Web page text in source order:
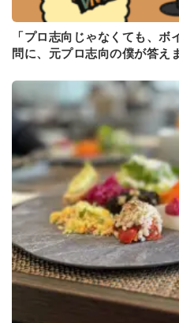
「プロ志向じゃなくても、
問に、元プロ志向の僕が答え